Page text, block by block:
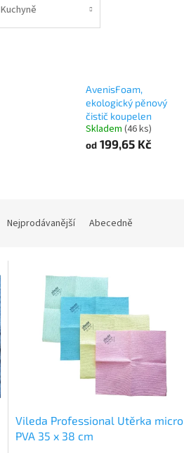
Kuchyně
AvenisFoam,
ekologický pěnový
čistič koupelen
Skladem (46 ks)
od199,65 Kč
Nejprodávanější Abecedně
Vileda Professional Utěrka micro
PVA 35 x 38 cm